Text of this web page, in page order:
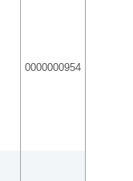
0000000954